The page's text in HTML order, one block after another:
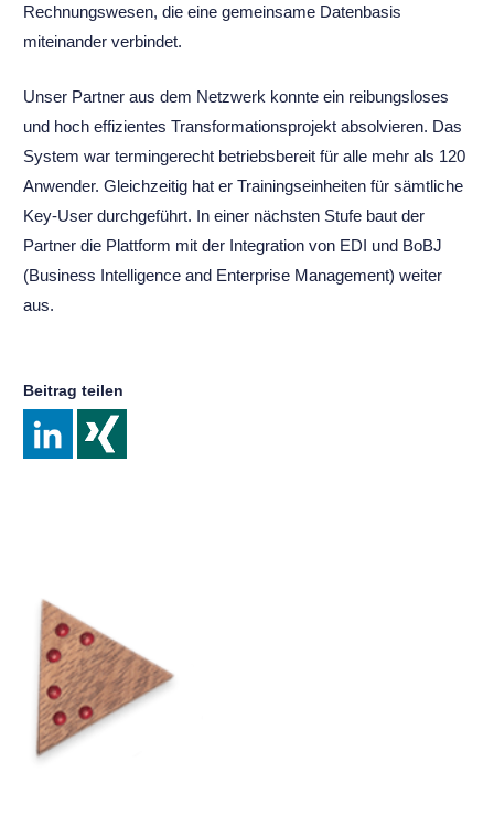
Rechnungswesen, die eine gemeinsame Datenbasis
miteinander verbindet.
Unser Partner aus dem Netzwerk konnte ein reibungsloses
und hoch effizientes Transformationsprojekt absolvieren. Das
System war termingerecht betriebsbereit für alle mehr als 120
Anwender. Gleichzeitig hat er Trainingseinheiten für sämtliche
Key-User durchgeführt. In einer nächsten Stufe baut der
Partner die Plattform mit der Integration von EDI und BoBJ
(Business Intelligence and Enterprise Management) weiter
aus.
Beitrag teilen